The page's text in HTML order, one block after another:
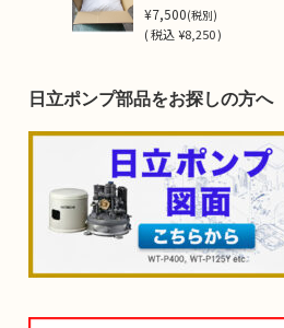
¥7,500(税別)
(税込¥8,250 )
日立ポンプ部品をお探しの方へ